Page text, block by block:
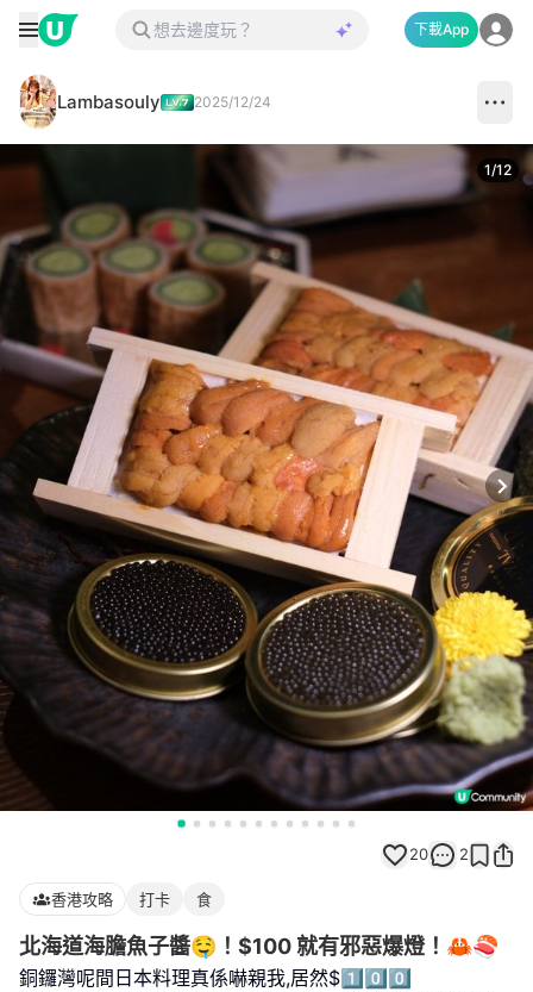
下載App
Lambasouly 2025/12/24
1/12
20 2
香港攻略 打卡 食
北海道海膽魚子醬🤤！$100 就有邪惡爆燈！🦀🍣
銅鑼灣呢間日本料理真係嚇親我,居然$1️⃣0️⃣0️⃣